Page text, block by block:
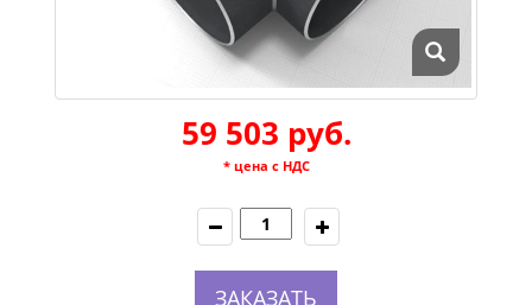
59 503 руб.
* цена с НДС
ЗАКАЗАТЬ